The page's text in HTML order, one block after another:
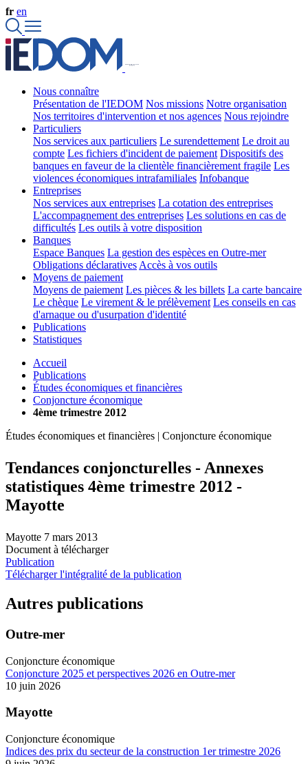
fr en
Nous connaître
Présentation de l'IEDOM Nos missions Notre organisation
Nos territoires d'intervention et nos agences Nous rejoindre
Particuliers
Nos services aux particuliers Le surendettement Le droit au
compte Les fichiers d'incident de paiement Dispositifs des
banques en faveur de la clientèle financièrement fragile Les
violences économiques intrafamiliales Infobanque
Entreprises
Nos services aux entreprises La cotation des entreprises
L'accompagnement des entreprises Les solutions en cas de
difficultés Les outils à votre disposition
Banques
Espace Banques La gestion des espèces en Outre-mer
Obligations déclaratives Accès à vos outils
Moyens de paiement
Moyens de paiement Les pièces & les billets La carte bancaire
Le chèque Le virement & le prélèvement Les conseils en cas
d'arnaque ou d'usurpation d'identité
Publications
Statistiques
Accueil
Publications
Études économiques et financières
Conjoncture économique
4ème trimestre 2012
Études économiques et financières | Conjoncture économique
Tendances conjoncturelles - Annexes
statistiques 4ème trimestre 2012 -
Mayotte
Mayotte 7 mars 2013
Document à télécharger
Publication
Télécharger l'intégralité de la publication
Autres publications
Outre-mer
Conjoncture économique
Conjoncture 2025 et perspectives 2026 en Outre-mer
10 juin 2026
Mayotte
Conjoncture économique
Indices des prix du secteur de la construction 1er trimestre 2026